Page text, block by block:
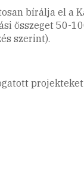
bírálja el a
összeget 50-
szerint).
projekteket